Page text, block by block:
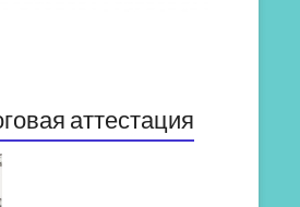
аттестация